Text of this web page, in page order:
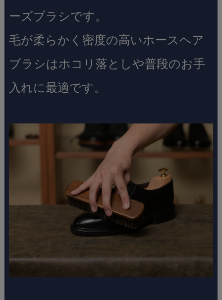
ーズブラシです。
毛が柔らかく密度の高いホースヘア
ブラシはホコリ落としや普段のお手
入れに最適です。